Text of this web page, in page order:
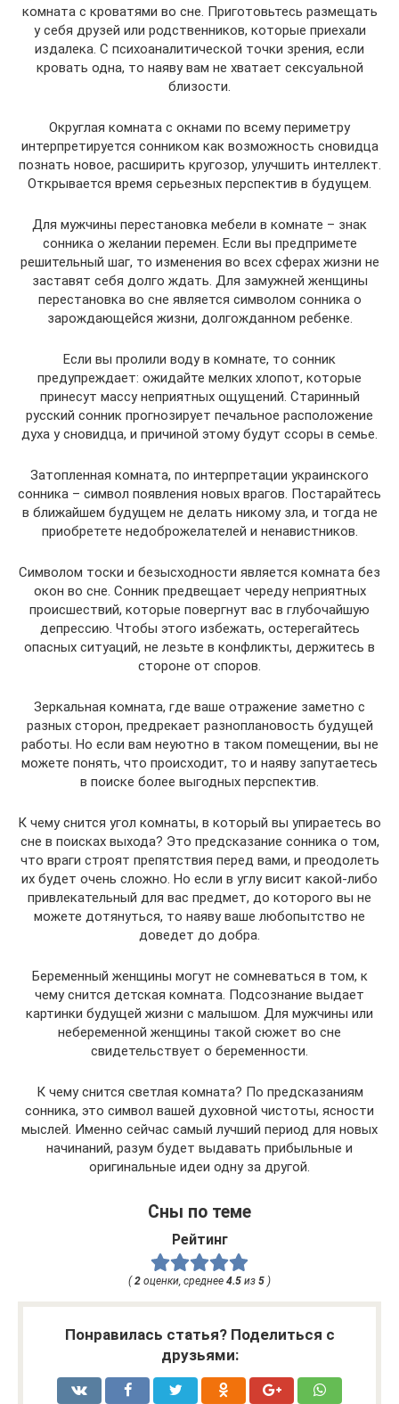
комната с кроватями во сне. Приготовьтесь размещать
у себя друзей или родственников, которые приехали
издалека. С психоаналитической точки зрения, если
кровать одна, то наяву вам не хватает сексуальной
близости.
Округлая комната с окнами по всему периметру
интерпретируется сонником как возможность сновидца
познать новое, расширить кругозор, улучшить интеллект.
Открывается время серьезных перспектив в будущем.
Для мужчины перестановка мебели в комнате – знак
сонника о желании перемен. Если вы предпримете
решительный шаг, то изменения во всех сферах жизни не
заставят себя долго ждать. Для замужней женщины
перестановка во сне является символом сонника о
зарождающейся жизни, долгожданном ребенке.
Если вы пролили воду в комнате, то сонник
предупреждает: ожидайте мелких хлопот, которые
принесут массу неприятных ощущений. Старинный
русский сонник прогнозирует печальное расположение
духа у сновидца, и причиной этому будут ссоры в семье.
Затопленная комната, по интерпретации украинского
сонника – символ появления новых врагов. Постарайтесь
в ближайшем будущем не делать никому зла, и тогда не
приобретете недоброжелателей и ненавистников.
Символом тоски и безысходности является комната без
окон во сне. Сонник предвещает череду неприятных
происшествий, которые повергнут вас в глубочайшую
депрессию. Чтобы этого избежать, остерегайтесь
опасных ситуаций, не лезьте в конфликты, держитесь в
стороне от споров.
Зеркальная комната, где ваше отражение заметно с
разных сторон, предрекает разноплановость будущей
работы. Но если вам неуютно в таком помещении, вы не
можете понять, что происходит, то и наяву запутаетесь
в поиске более выгодных перспектив.
К чему снится угол комнаты, в который вы упираетесь во
сне в поисках выхода? Это предсказание сонника о том,
что враги строят препятствия перед вами, и преодолеть
их будет очень сложно. Но если в углу висит какой-либо
привлекательный для вас предмет, до которого вы не
можете дотянуться, то наяву ваше любопытство не
доведет до добра.
Беременный женщины могут не сомневаться в том, к
чему снится детская комната. Подсознание выдает
картинки будущей жизни с малышом. Для мужчины или
небеременной женщины такой сюжет во сне
свидетельствует о беременности.
К чему снится светлая комната? По предсказаниям
сонника, это символ вашей духовной чистоты, ясности
мыслей. Именно сейчас самый лучший период для новых
начинаний, разум будет выдавать прибыльные и
оригинальные идеи одну за другой.
Сны по теме
Рейтинг
( 2 оценки, среднее 4.5 из 5 )
Понравилась статья? Поделиться с
друзьями: